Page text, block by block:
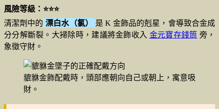
風險等級：⭐⭐⭐
清潔劑中的 漂白水（氯）
是 K 金飾品的剋星，會導致合金成
分分解斷裂。大掃除時，建議將金飾收入 金元寶存錢筒 旁，
象徵守財。
貔貅金飾配戴時，頭部應朝向自己或朝上，寓意吸
財。